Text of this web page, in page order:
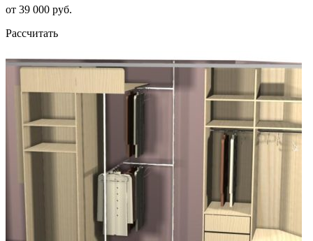
от 39 000 руб.
Рассчитать